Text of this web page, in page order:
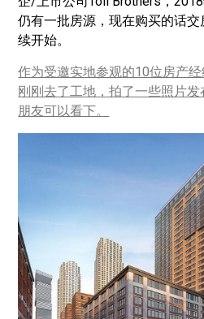
仍有一批房源，现在购买的话
续开始。
作为受邀实地参观的10位房产
刚刚去了工地，拍了一些照片
朋友可以看下。